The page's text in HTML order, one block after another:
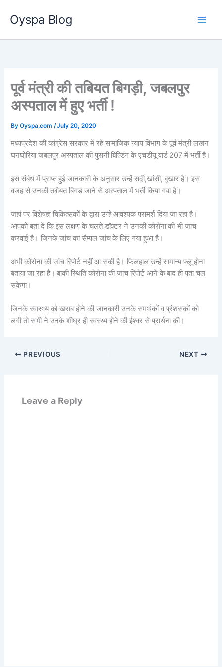
content
Oyspa Blog
पूर्व मंत्री की तबियत बिगड़ी, जबलपुर
अस्पताल में हुए भर्ती !
ByOyspa.com/July 20, 2020
मध्यप्रदेश की कांग्रेस सरकार में रहे सामाजिक न्याय विभाग के पूर्व मंत्री लखन
घनघोरिया जबलपुर अस्पताल की पुरानी बिल्डिंग के एचडीयू वार्ड 207 में भर्ती है।
इस संबंध में प्राप्त हुई जानकारी के अनुसार उन्हें सर्दी,खांसी, बुखार है। इस
वजह से उनकी तबीयत बिगड़ जाने से अस्पताल में भर्ती किया गया है।
जहां पर विशेषज्ञ चिकित्सकों के द्वारा उन्हें आवश्यक परामर्श दिया जा रहा है।
आपको बता दें कि इस लक्षण के चलते डॉक्टर ने उनकी कोरोना की भी जांच
करवाई है। जिनके जांच का सैम्पल जांच के लिए गया हुआ है।
अभी कोरोना की जांच रिपोर्ट नहीं आ सकी है। फिलहाल उन्हें सामान्य फ्लू होना
बताया जा रहा है। बाकी स्थिति कोरोना की जांच रिपोर्ट आने के बाद ही पता चल
सकेगा।
जिनके स्वास्थ्य को खराब होने की जानकारी उनके समर्थकों व प्रंशसकों को
लगी तो सभी ने उनके शीघ्र ही स्वस्थ्य होने की ईश्वर से प्रार्थना की।
PREVIOUS NEXT
Leave a Reply